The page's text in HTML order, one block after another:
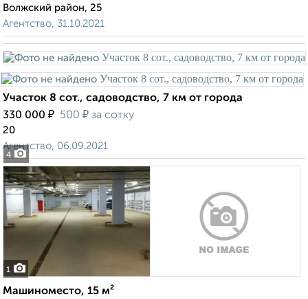
Волжский район, 25
Агентство, 31.10.2021
4
Участок 8 сот., садоводство, 7 км от города
330 000 ₽ 500 ₽ за сотку
20
Агентство, 06.09.2021
1
Машиноместо, 15 м²